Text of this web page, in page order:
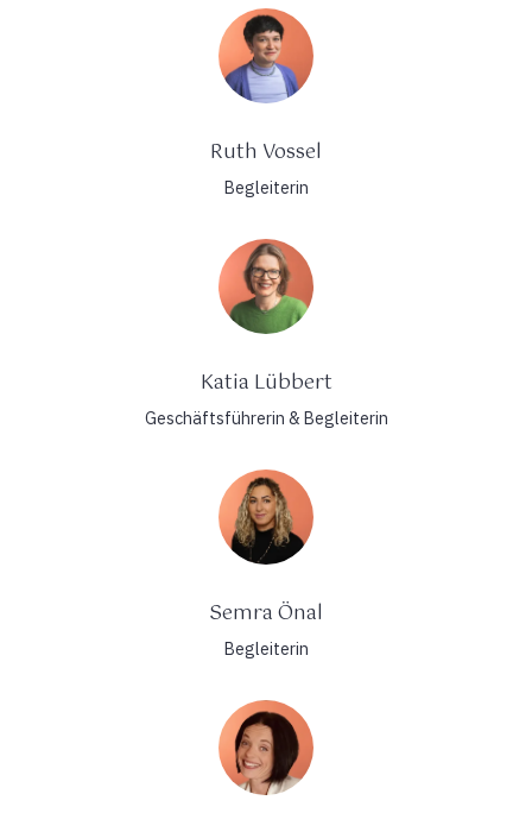
Ruth Vossel
Begleiterin
Katia Lübbert
Geschäftsführerin & Begleiterin
Semra Önal
Begleiterin